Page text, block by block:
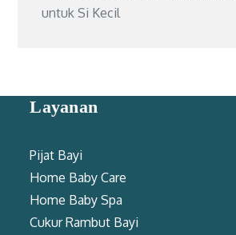
untuk Si Kecil
Layanan
Pijat Bayi
Home Baby Care
Home Baby Spa
Cukur Rambut Bayi